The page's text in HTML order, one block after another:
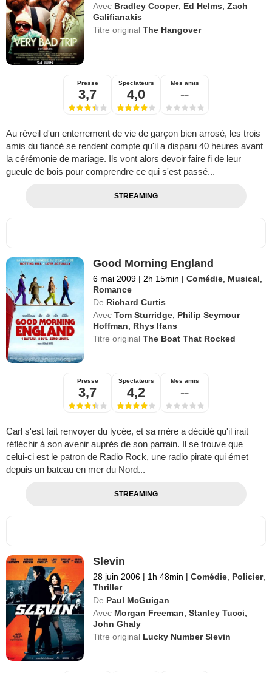
Avec Bradley Cooper, Ed Helms ,Zach
Galifianakis
Titre originalThe Hangover
Presse
3,7
Spectateurs
4,0
Mes amis
--
Au réveil d'un enterrement de vie de garçon bien arrosé, les trois
amis du fiancé se rendent compte qu'il a disparu 40 heures avant
la cérémonie de mariage. Ils vont alors devoir faire fi de leur
gueule de bois pour comprendre ce qui s'est passé...
STREAMING
Good Morning England
6 mai 2009 | 2h 15min | Comédie Musical
Romance
De Richard Curtis
Avec Tom Sturridge Philip Seymour
Hoffman
Rhys Ifans
Titre originalThe Boat That Rocked
Presse
3,7
Spectateurs
4,2
Mes amis
--
Carl s'est fait renvoyer du lycée, et sa mère a décidé qu'il irait
réfléchir à son avenir auprès de son parrain. Il se trouve que
celui-ci est le patron de Radio Rock, une radio pirate qui émet
depuis un bateau en mer du Nord...
STREAMING
Slevin
28 juin 2006 | 1h 48min | Comédie Policier,
Thriller
De Paul McGuigan
Avec Morgan Freeman ,Stanley Tucci
John Ghaly
Titre original Lucky Number Slevin